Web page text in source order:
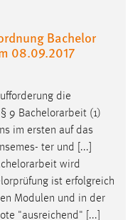
Bachelor
08.09.2017
die
9 Bachelorarbeit (1)
im ersten auf das
ter und [...]
wird
ist erfolgreich
Modulen und in der
"ausreichend" [...]